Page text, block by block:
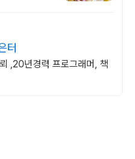
터
,20년경력 프로그래머, 책